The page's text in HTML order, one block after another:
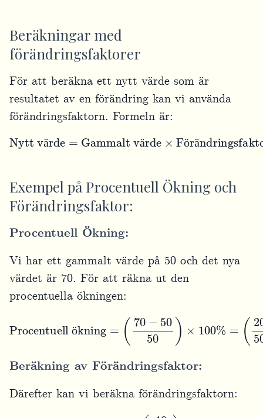
Beräkningar med
förändringsfaktorer
För att beräkna ett nytt värde som är
resultatet av en förändring kan vi använda
förändringsfaktorn. Formeln är:
ä ä ö ä
Nytt värde =
Gammalt värde×Förändringsfaktor
Exempel på Procentuell Ökning och
Förändringsfaktor:
Procentuell Ökning:
Vi har ett gammalt värde på 50 och det nya
värdet är 70. För att räkna ut den
procentuella ökningen:
ö
Procentuell ökning=(70 5050
0.40 100%
Beräkning av Förändringsfaktor:
Därefter kan vi beräkna förändringsfaktorn: